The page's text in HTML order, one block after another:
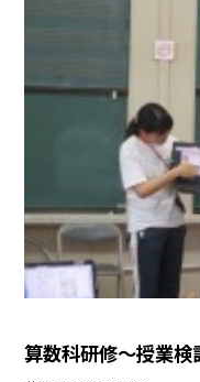
算数科研修～授業検